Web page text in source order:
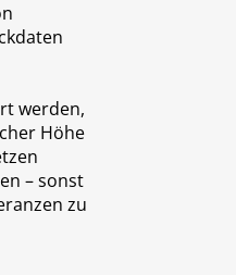
werden,
Höhe
– sonst
zu